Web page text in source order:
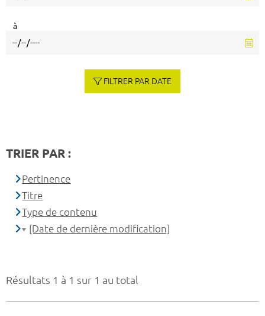
Résultats 1 à 1 sur 1 au total
à
FILTRER PAR DATE
TRIER PAR :
Pertinence
Titre
Type de contenu
[Date de dernière modification]